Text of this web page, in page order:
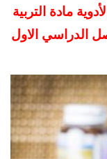
مادة التربية
الدراسي الاول